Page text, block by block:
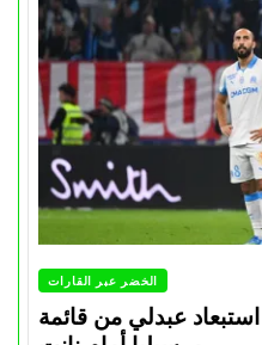
الخضر عبر القارات
عبدلي من قائمة